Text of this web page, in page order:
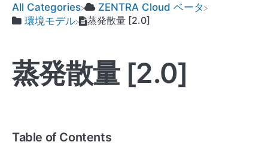
All Categories
​ZENTRA Cloud ベータ
​環境モデル
蒸発散量 [2.0]
蒸発散量 [2.0]
Table of Contents